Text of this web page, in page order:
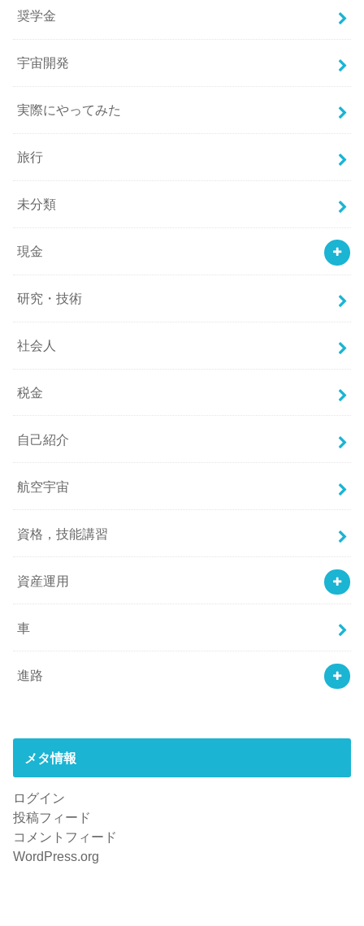
奨学金
宇宙開発
実際にやってみた
旅行
未分類
現金
研究・技術
社会人
税金
自己紹介
航空宇宙
資格，技能講習
資産運用
車
進路
メタ情報
ログイン
投稿フィード
コメントフィード
WordPress.org